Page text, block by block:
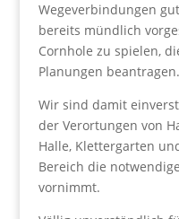
Wegeverbindungen
bereits mündlich
Cornhole zu spielen,
Planungen beantragen.
Wir sind damit
der Verortungen von
Halle, Klettergarten
Bereich die
vornimmt.